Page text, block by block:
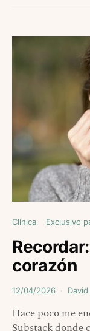
Clínica Exclusivo
corazón
12/04/2026
Hace poco me